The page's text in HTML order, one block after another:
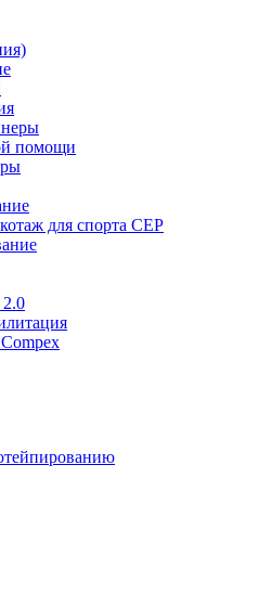
помощи
для спорта СЕР
2.0